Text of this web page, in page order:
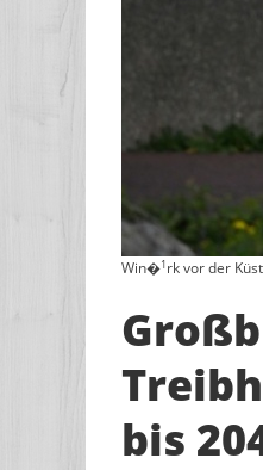
Win�1rk vor der
bis